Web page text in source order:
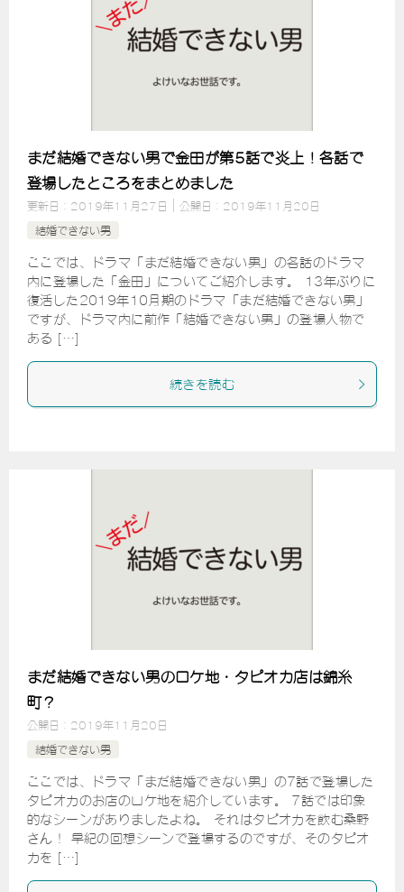
まだ結婚できない男で金田が第5話で炎上！各話で
登場したところをまとめました
更新日： 2019年11月27日 公開日： 2019年11月20日
結婚できない男
ここでは、ドラマ「まだ結婚できない男」の各話のドラマ
内に登場した「金田」についてご紹介します。 13年ぶりに
復活した2019年10月期のドラマ「まだ結婚できない男」
ですが、ドラマ内に前作「結婚できない男」の登場人物で
ある […]
続きを読む
まだ結婚できない男のロケ地・タピオカ店は錦糸
町？
公開日： 2019年11月20日
結婚できない男
ここでは、ドラマ「まだ結婚できない男」の7話で登場した
タピオカのお店のロケ地を紹介しています。 7話では印象
的なシーンがありましたよね。 それはタピオカを飲む桑野
さん！ 早紀の回想シーンで登場するのですが、そのタピオ
カを […]